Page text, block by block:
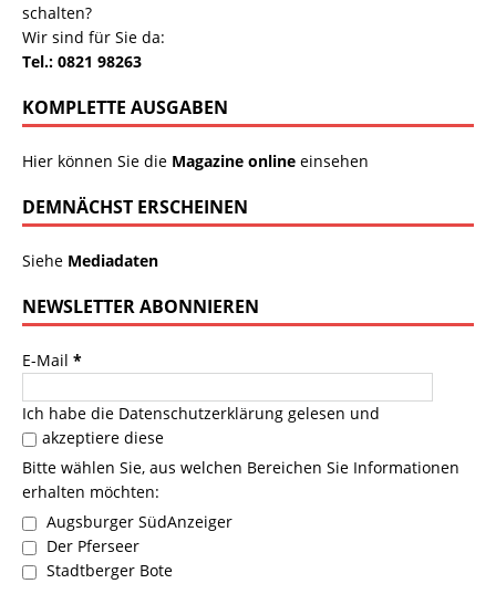
schalten?
Wir sind für Sie da:
Tel.: 0821 98263
KOMPLETTE AUSGABEN
Hier können Sie die Magazine online einsehen
DEMNÄCHST ERSCHEINEN
Siehe Mediadaten
NEWSLETTER ABONNIEREN
E-Mail *
Ich habe die Datenschutzerklärung gelesen und
akzeptiere diese
Bitte wählen Sie, aus welchen Bereichen Sie Informationen
erhalten möchten:
Augsburger SüdAnzeiger
Der Pferseer
Stadtberger Bote